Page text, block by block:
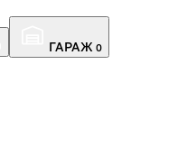
ГАРАЖ 0